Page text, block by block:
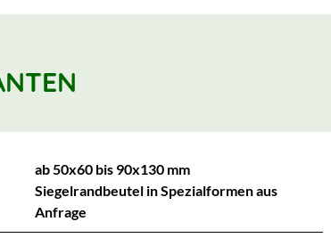
Inhalte entsperren
ab 50x60 bis 90x130 mm
Siegelrandbeutel in Spezialformen aus
Anfrage